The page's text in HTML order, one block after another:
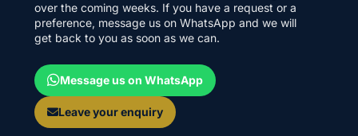
over the coming weeks. If you have a request or a
preference, message us on WhatsApp and we will
get back to you as soon as we can.
Message us on WhatsApp
Leave your enquiry